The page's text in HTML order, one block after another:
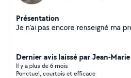
Présentation
Je n'ai
Dernier avis laissé par Jean-
Il y a plus de 6 mois
Ponctuel, courtois et efficace